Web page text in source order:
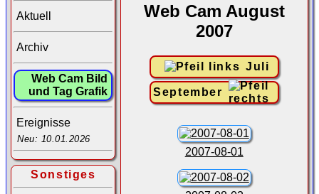
Aktuell
Archiv
Web Cam Bild
und Tag Grafik
Ereignisse
Neu: 10.01.2026
Sonstiges
Web Cam August
2007
Juli
September
2007-08-01